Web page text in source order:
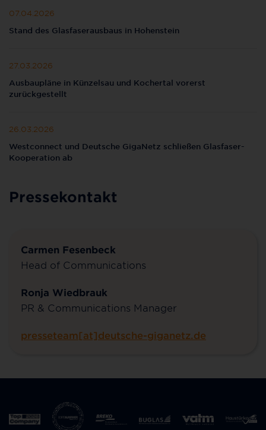
07.04.2026
Stand des Glasfaserausbaus in Hohenstein
27.03.2026
Ausbaupläne in Künzelsau und Kochertal vorerst
zurückgestellt
26.03.2026
Westconnect und Deutsche GigaNetz schließen Glasfaser-
Kooperation ab
Pressekontakt
Carmen Fesenbeck
Head of Communications
Ronja Wiedbrauk
PR & Communications Manager
presseteam[at]deutsche-giganetz.de